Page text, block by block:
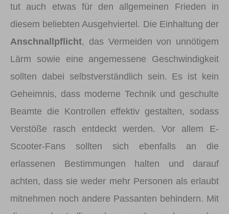
tut auch etwas für den allgemeinen Frieden in
diesem beliebten Ausgehviertel. Die Einhaltung der
Anschnallpflicht, das Vermeiden von unnötigem
Lärm sowie eine angemessene Geschwindigkeit
sollten dabei selbstverständlich sein. Es ist kein
Geheimnis, dass moderne Technik und geschulte
Beamte die Kontrollen effektiv gestalten, sodass
Verstöße rasch entdeckt werden. Vor allem E-
Scooter-Fans sollten sich ebenfalls an die
erlassenen Bestimmungen halten und darauf
achten, dass sie weder mehr Personen als erlaubt
mitnehmen noch andere Passanten behindern. Mit